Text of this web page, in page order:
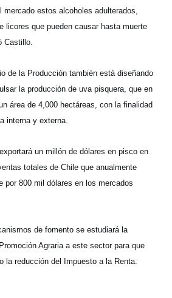
mercado estos alcoholes adulterados,
licores que pueden causar hasta muerte
Castillo.
de la Producción también está diseñando
la producción de uva pisquera, que en
área de 4,000 hectáreas, con la finalidad
interna y externa.
un millón de dólares en pisco en
totales de Chile que anualmente
por 800 mil dólares en los mercados
de fomento se estudiará la
Agraria a este sector para que
la reducción del Impuesto a la Renta.